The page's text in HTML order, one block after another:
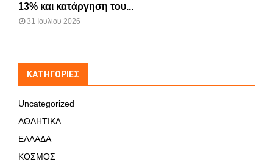
13% και κατάργηση του...
31 Ιουλίου 2026
KΑΤΗΓΟΡΊΕΣ
Uncategorized
ΑΘΛΗΤΙΚΑ
ΕΛΛΑΔΑ
ΚΟΣΜΟΣ